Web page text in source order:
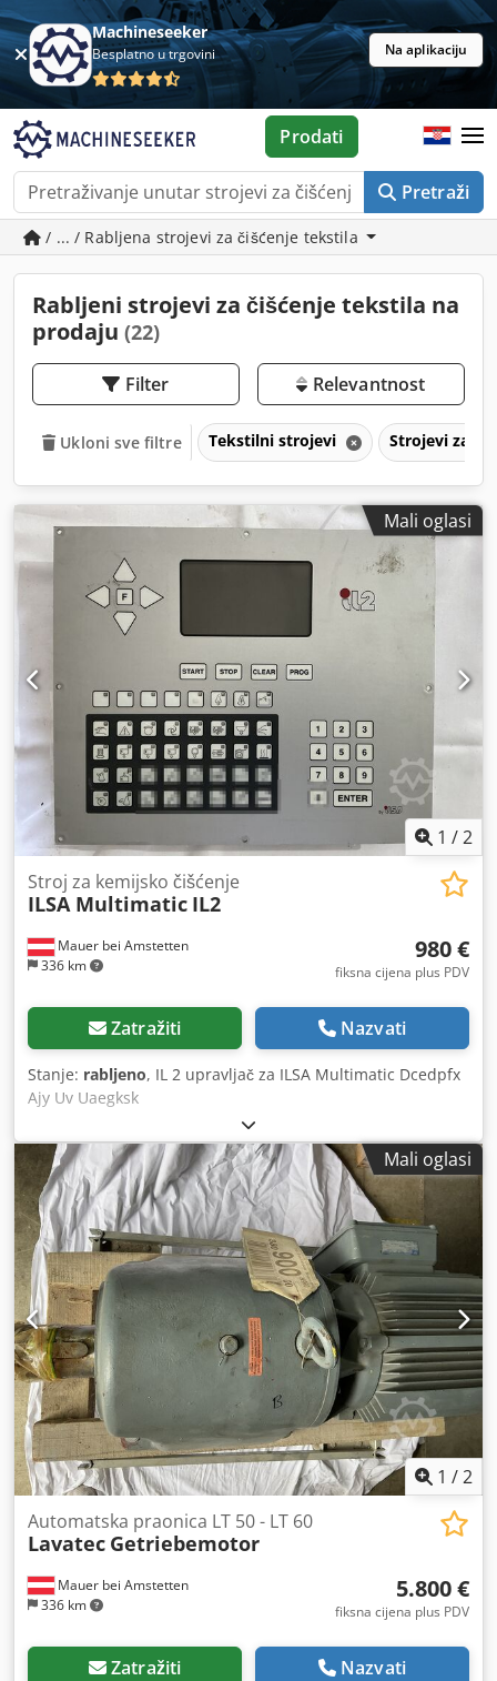
Machineseeker
Besplatno u trgovini Na aplikaciju
Pretraži
Prodati
/ ... / Rabljena strojevi za čišćenje tekstila
Rabljeni strojevi za čišćenje tekstila na
prodaju (22)
Filter Relevantnost
Ukloni sve filtre Tekstilni strojevi Strojevi za
Mali oglasi
1 /2
Mauer bei Amstetten
336 km
Stroj za kemijsko čišćenje
ILSA Multimatic IL2
980 €
fiksna cijena plus PDV
Zatražiti Nazvati
Stanje: rabljeno, IL 2 upravljač za ILSA Multimatic Dcedpfx
Ajy Uv Uaegksk
Mali oglasi
1 /2
Mauer bei Amstetten
336 km
Automatska praonica LT 50 - LT 60
Lavatec Getriebemotor
5.800 €
fiksna cijena plus PDV
Zatražiti Nazvati